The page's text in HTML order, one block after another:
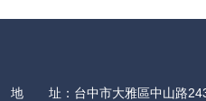
地 址： 台中市大雅區中山路